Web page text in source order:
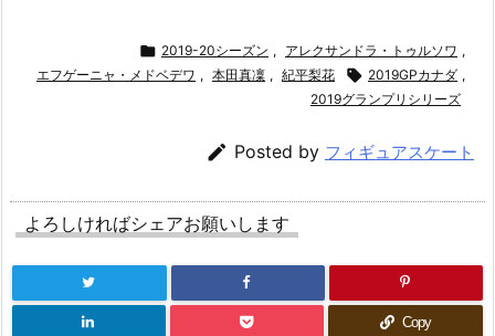
 2019-20シーズン , アレクサンドラ・トゥルソワ ,
エフゲーニャ・メドベデワ , 本田真凜 , 紀平梨花  2019GPカナダ ,
2019グランプリシリーズ
 Posted by フィギュアスケート
よろしければシェアお願いします
Copy